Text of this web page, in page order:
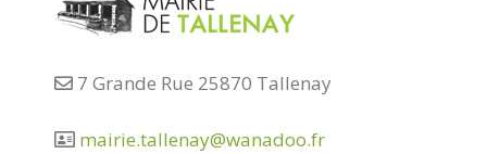
7 Grande Rue 25870 Tallenay
mairie.tallenay@wanadoo.fr